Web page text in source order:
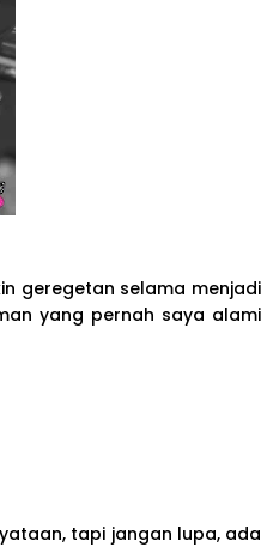
geregetan selama menjadi
yang pernah saya alami
tapi jangan lupa, ada